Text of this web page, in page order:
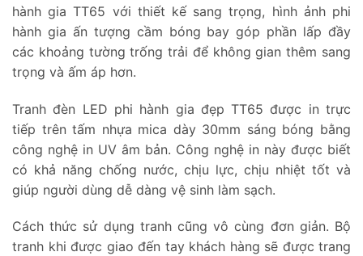
hành gia TT65 với thiết kế sang trọng, hình ảnh phi
hành gia ấn tượng cầm bóng bay góp phần lấp đầy
các khoảng tường trống trải để không gian thêm sang
trọng và ấm áp hơn.
Tranh đèn LED phi hành gia đẹp TT65 được in trực
tiếp trên tấm nhựa mica dày 30mm sáng bóng bằng
công nghệ in UV âm bản. Công nghệ in này được biết
có khả năng chống nước, chịu lực, chịu nhiệt tốt và
giúp người dùng dễ dàng vệ sinh làm sạch.
Cách thức sử dụng tranh cũng vô cùng đơn giản. Bộ
tranh khi được giao đến tay khách hàng sẽ được trang